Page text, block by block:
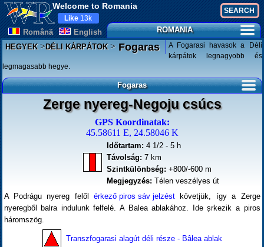
Welcome to Romania
Românã English
Like 13k
ROMANIA
HEGYEK>DÉLI KÁRPÁTOK>Fogaras
A Fogarasi havasok a Déli
kárpátok legnagyobb és
legmagasabb hegye.
Fogaras
Zerge nyereg-Negoju csúcs
GPS Koordinatak:
45.58611 E, 24.58046 K
Időtartam: 4 1/2 - 5 h
Távolság: 7 km
Szintkülönbség: +800/-600 m
Megjegyzés: Télen veszélyes út
A Podrágu nyereg felől érkező piros sáv jelzést követjük, így a Zerge
nyeregből balra indulunk felfelé. A Balea ablakához. Ide șrkezik a piros
háromszög.
Transzfogarasi alagút déli része - Bâlea ablak